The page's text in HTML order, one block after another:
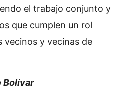
el trabajo conjunto y
que cumplen un rol
vecinos y vecinas de
Bolívar